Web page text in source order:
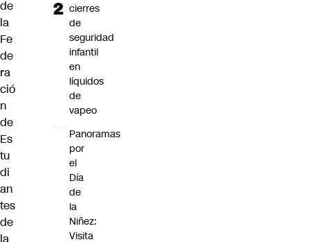
de
la
Fe
de
ra
ció
n
de
Es
tu
di
an
tes
de
cierres
de
seguridad
infantil
en
líquidos
de
vapeo
Panoramas
por
el
Día
de
la
Niñez:
Visita